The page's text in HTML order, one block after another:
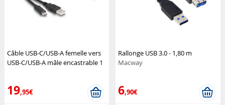
Câble USB-C/USB-A femelle vers
USB-C/USB-A mâle encastrable 1
19,95€
Rallonge USB 3.0 - 1,80 m
Macway
6,90€